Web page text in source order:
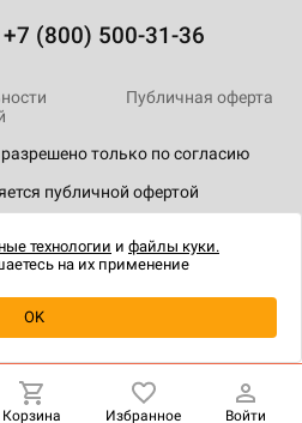
| 3 035 ₽
+7 (800) 500-31-36
только по согласию
публичной офертой
Публичная оферта
Корзина Избранное Войти
технологии и файлы куки.
на их применение
OK